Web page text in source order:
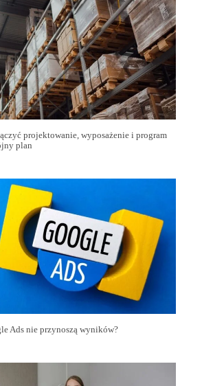
projektowanie, wyposażenie i program
plan
Ads nie przynoszą wyników?